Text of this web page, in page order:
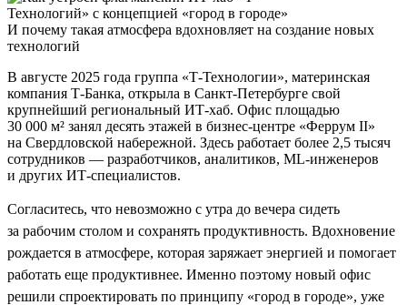
И почему такая атмосфера вдохновляет на создание новых
технологий
В августе 2025 года группа «Т-Технологии», материнская
компания Т-Банка, открыла в Санкт-Петербурге свой
крупнейший региональный ИТ-хаб. Офис площадью
30 000 м² занял десять этажей в бизнес-центре «Феррум II»
на Свердловской набережной. Здесь работает более 2,5 тысяч
сотрудников — разработчиков, аналитиков, ML-инженеров
и других ИТ-специалистов.
Согласитесь, что невозможно с утра до вечера сидеть
за рабочим столом и сохранять продуктивность. Вдохновение
рождается в атмосфере, которая заряжает энергией и помогает
работать еще продуктивнее. Именно поэтому новый офис
решили спроектировать по принципу «город в городе», уже